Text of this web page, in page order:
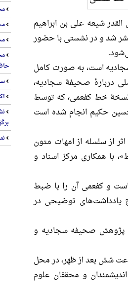
شیعه علی بن ابراهیم
شد و در نشستی با حضور
است، به صورت کامل
دربارۀ صحیفۀ سجادیه،
خط کفعمی، که توسط
حکیم انجام شده است
از سلسله از امهات متون
با همکاری مرکز اسناد و
847 هجری قمری است و کفعمی آن را با ضبط
یادداشت‌های توضیحی در
و پژوهش صحیفه سجادیه و
از این کتاب، پنجم آبان 1394، ساعت شش بعد از ظهر، در محل
و محققان علوم